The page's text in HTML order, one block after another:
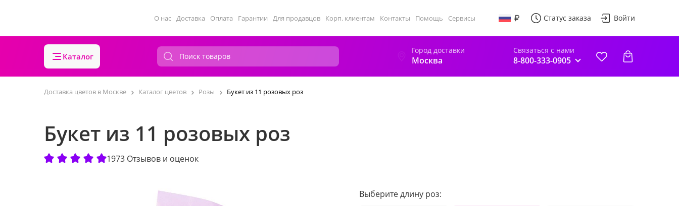
О нас Доставка Оплата Гарантии Для продавцов Корп. клиентам Контакты Помощь Сервисы Статус заказа Войти
Каталог
Город доставки
Москва
Связаться с нами
8-800-333-0905
Доставка цветов в Москве Каталог цветов Розы Букет из 11 розовых роз
Букет из 11 розовых роз
1973 Отзывов и оценок
Выберите длину роз: